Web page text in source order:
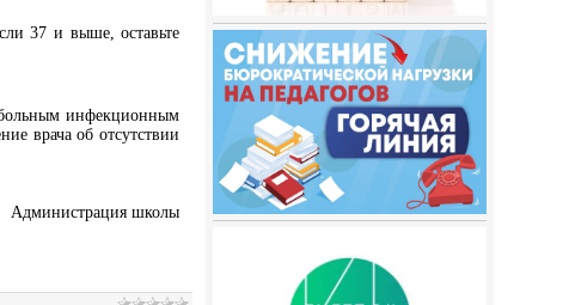
37 и выше, оставьте
инфекционным
врача об отсутствии
Администрация школы